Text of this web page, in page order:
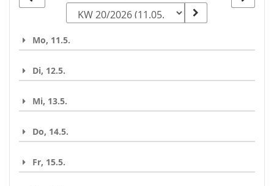
zur
auswählen
Mo, 11.5.
Di, 12.5.
Mi, 13.5.
Do, 14.5.
Fr, 15.5.